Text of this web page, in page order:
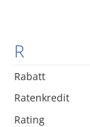
R
Rabatt
Ratenkredit
Rating